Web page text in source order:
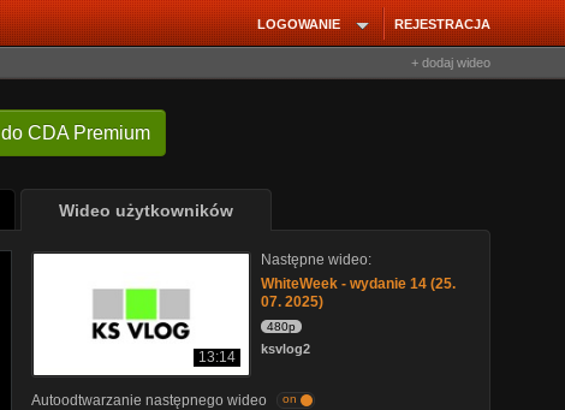
REJESTRACJA
LOGOWANIE
+ dodaj wideo
do CDA Premium
Wideo użytkowników
13:14
Następne wideo:
WhiteWeek - wydanie 14 (25.
07. 2025)
480p
ksvlog2
Autoodtwarzanie następnego wideo on